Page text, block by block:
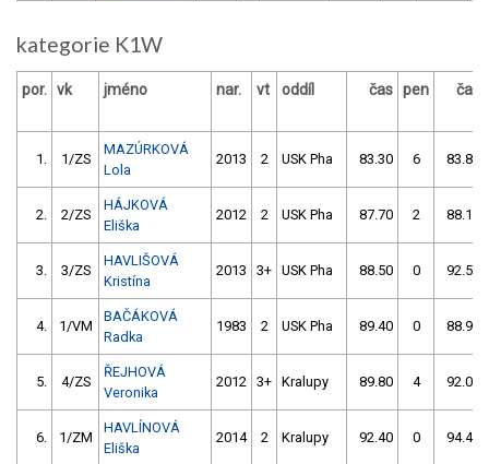
kategorie K1W
por. vk jméno nar. vt oddíl čas pen čas
1. 1/ZS
MAZÚRKOVÁ
Lola
2013 2 USK Pha 83.30 6 83.80
2. 2/ZS
HÁJKOVÁ
Eliška
2012 2 USK Pha 87.70 2 88.10
3. 3/ZS
HAVLIŠOVÁ
Kristína
2013 3+ USK Pha 88.50 0 92.50
4. 1/VM
BAČÁKOVÁ
Radka
1983 2 USK Pha 89.40 0 88.90
5. 4/ZS
ŘEJHOVÁ
Veronika
2012 3+ Kralupy 89.80 4 92.00
6. 1/ZM
HAVLÍNOVÁ
Eliška
2014 2 Kralupy 92.40 0 94.40